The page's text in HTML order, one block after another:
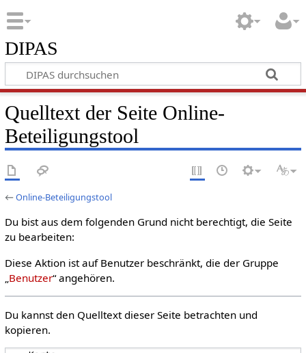
DIPAS
Quelltext der Seite Online-
Beteiligungstool
←Online-Beteiligungstool
Du bist aus dem folgenden Grund nicht berechtigt, die Seite
zu bearbeiten:
Diese Aktion ist auf Benutzer beschränkt, die der Gruppe
Benutzer“ angehören.
Du kannst den Quelltext dieser Seite betrachten und
kopieren.